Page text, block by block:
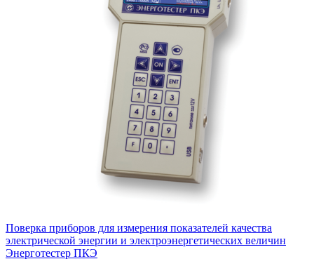
Поверка приборов для измерения показателей качества
электрической энергии и электроэнергетических величин
Энерготестер ПКЭ